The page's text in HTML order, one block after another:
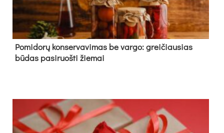
Pomidorų konservavimas be vargo: greičiausias
būdas pasiruošti žiemai